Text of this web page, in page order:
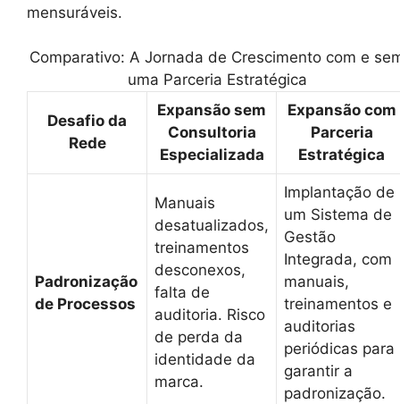
mensuráveis.
Comparativo: A Jornada de Crescimento com e
uma Parceria Estratégica
Desafio da
Rede
Expansão sem
Consultoria
Especializada
Expansão com
Parceria
Estratégica
Padronização
de Processos
Manuais
desatualizados,
treinamentos
desconexos,
falta de
auditoria. Risco
de perda da
identidade da
marca.
Implantação de
um Sistema de
Gestão
Integrada, com
manuais,
treinamentos e
auditorias
periódicas para
garantir a
padronização.